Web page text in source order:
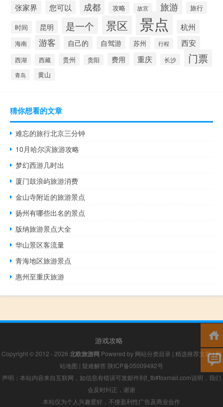
张家界 您可以 成都 攻略 故宫 旅游 旅行
时间 昆明 是一个 景区 景点 杭州
海南 游客 自己的 自驾游 苏州 行程 西安
西湖 西藏 贵州 贵阳 费用 重庆 长沙 门票
青岛 黄山
猜你想看的文章
难忘的旅行北京三分钟
10月哈尔滨旅游攻略
梦幻西游几时出
厦门鼓浪屿旅游消费
金山寺附近的旅游景点
扬州有哪些出名的景点
版纳旅游景点大全
华山景区客流量
青海地区旅游景点
惠州至重庆旅游
游戏攻略
Copyright © 2012 - 2026 北欧旅游网 Powered by 网站分类目录 | 精选推荐文章|网
站地图 | 疑难解答 陕ICP备05009492号
声明：本站内容来自互联网，如信息有错误可发邮件到f_fb#foxmail.com说明，我们
会及时纠正，谢谢
本站仅为个人兴趣爱好，不接盈利性广告及商业合作